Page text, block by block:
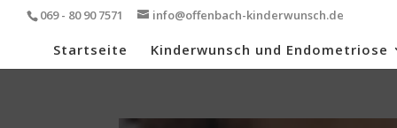
069 - 80 90 7571 info@offenbach-kinderwunsch.de
Startseite Kinderwunsch und Endometriose